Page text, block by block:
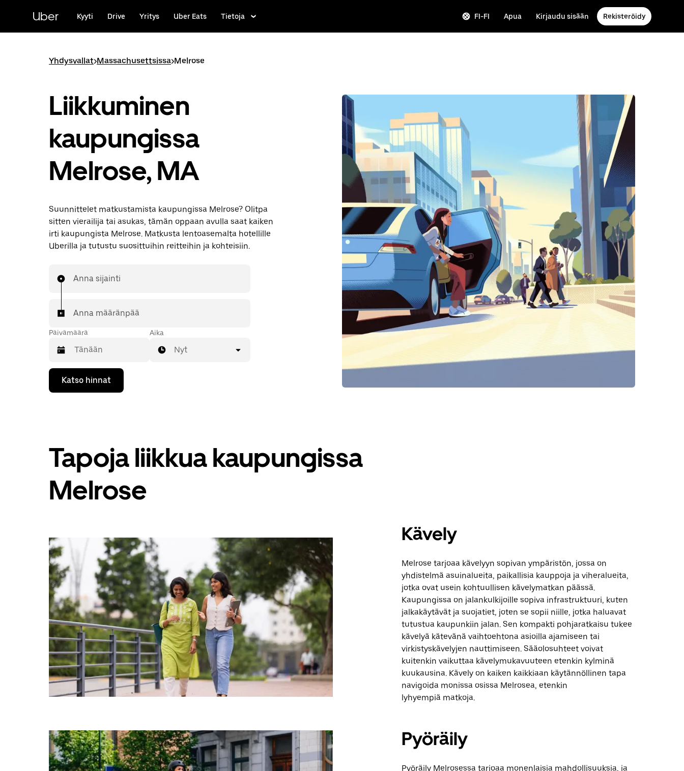
pääsisältöön
Uber Kyyti Drive Yritys Uber Eats Tietoja FI-FI Apua Kirjaudu sisään Rekisteröidy
Yhdysvallat>Massachusettsissa>Melrose
Liikkuminen
kaupungissa
Melrose, MA
Suunnittelet matkustamista kaupungissa Melrose? Olitpa
sitten vierailija tai asukas, tämän oppaan avulla saat kaiken
irti kaupungista Melrose. Matkusta lentoasemalta hotellille
Uberilla ja tutustu suosittuihin reitteihin ja kohteisiin.
Anna sijainti
Anna määränpää
Päivämäärä
Valitse
päivämäärä
kalenterissa
Esc-
painikkeella.
Aika
Nyt
Katso hinnat
Tapoja liikkua kaupungissa
Melrose
Kävely
Melrose tarjoaa kävelyyn sopivan ympäristön, jossa on
yhdistelmä asuinalueita, paikallisia kauppoja ja viheralueita,
jotka ovat usein kohtuullisen kävelymatkan päässä.
Kaupungissa on jalankulkijoille sopiva infrastruktuuri, kuten
jalkakäytävät ja suojatiet, joten se sopii niille, jotka haluavat
tutustua kaupunkiin jalan. Sen kompakti pohjaratkaisu tukee
kävelyä kätevänä vaihtoehtona asioilla ajamiseen tai
virkistyskävelyjen nauttimiseen. Sääolosuhteet voivat
kuitenkin vaikuttaa kävelymukavuuteen etenkin kylminä
kuukausina. Kävely on kaiken kaikkiaan käytännöllinen tapa
navigoida monissa osissa Melrosea, etenkin
lyhyempiä matkoja.
Pyöräily
Pyöräily Melrosessa tarjoaa monenlaisia mahdollisuuksia, ja